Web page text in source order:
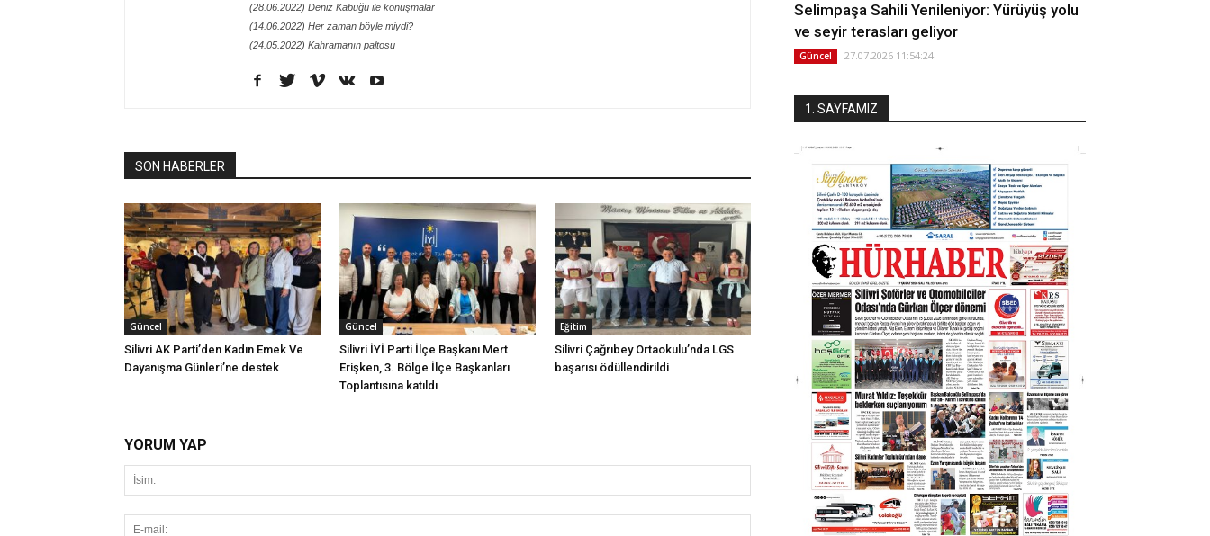
(28.06.2022) Deniz Kabuğu ile konuşmalar
(14.06.2022) Her zaman böyle miydi?
(24.05.2022) Kahramanın paltosu
SON HABERLER
Güncel
Silivri AK Parti’den Kadın Emek Ve
Dayanışma Günleri’ne destek
Güncel
Silivri İYİ Parti İlçe Başkanı Mert
Erişken, 3. Bölge İlçe Başkanları
Toplantısına katıldı
Eğitim
Silivri Çağrıbey Ortaokulu’nda LGS
başarısı ödüllendirildi
YORUM YAP
Selimpaşa Sahili Yenileniyor: Yürüyüş yolu
ve seyir terasları geliyor
Güncel 27.07.2026 11:54:24
1. SAYFAMIZ